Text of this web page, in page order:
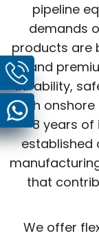
pipeline
demands
products are
and
durability,
both onshore
8 years of
established
that
We offer